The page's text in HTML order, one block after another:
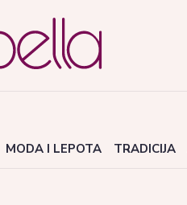
MODA I LEPOTA TRADICIJA